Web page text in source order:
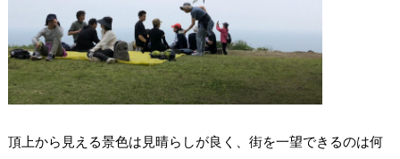
頂上から見える景色は見晴らしが良く、街を一望できるのは何